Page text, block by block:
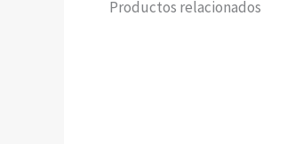
Productos relacionados